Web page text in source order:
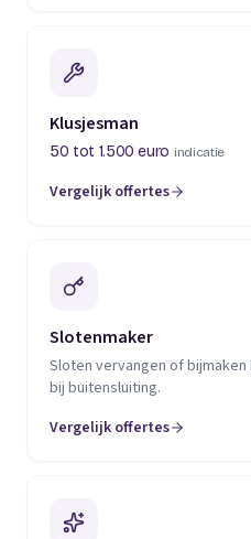
Klusjesman
50 tot 1.500 euro indicatie
Vergelijk offertes
(opent in een nieuw tabblad)
Slotenmaker
Sloten vervangen of
bij buitensluiting.
Vergelijk offertes
(opent in een nieuw tabblad)